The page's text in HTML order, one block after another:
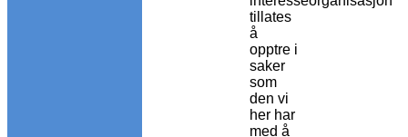
tillates
å
opptre i
saker
som
den vi
her har
med å